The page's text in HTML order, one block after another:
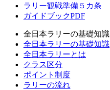
ラリー観戦準備５カ条
ガイドブックPDF
全日本ラリーの基礎知識
全日本ラリーの基礎知識
全日本ラリーとは
クラス区分
ポイント制度
ラリーの流れ